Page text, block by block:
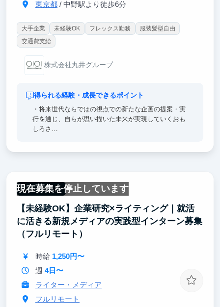
東京都/ 中野駅より徒歩6分
大手企業 未経験OK フレックス勤務
服装髪型自由
交通費支給
株式会社丸井グループ
得られる経験・成長できるポイント
・将来世代ならではの視点での新たな企画の提案・実
行を通じ、自らが思い描いた未来が実現していくおも
しろさ
現在募集を停止しています
フルリモート
【未経験OK】企業研究×ライティング｜就活
に活きる新規メディアの実践型インターン募集
（フルリモート）
時給 1,250円〜
週 4日〜
ライター・メディア
フルリモート